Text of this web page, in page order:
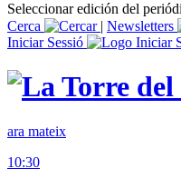
Seleccionar edición del
Cerca
| Newsletters
Iniciar Sessió
ara mateix
10:30